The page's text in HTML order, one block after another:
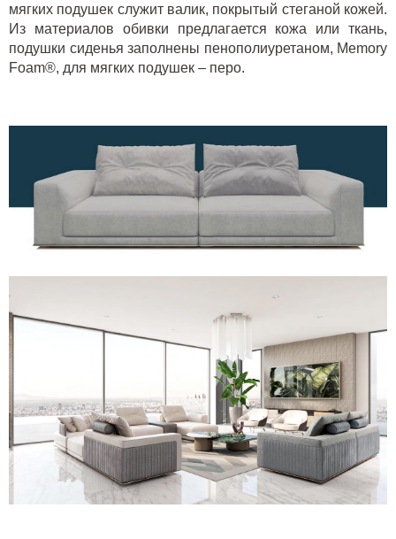
мягких подушек служит валик, покрытый стеганой кожей.
Из материалов обивки предлагается кожа или ткань,
подушки сиденья заполнены пенополиуретаном, Memory
Foam®, для мягких подушек – перо.